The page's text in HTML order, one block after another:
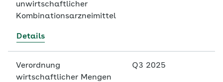
unwirtschaftlicher
Kombinationsarzneimittel
Details
Verordnung
wirtschaftlicher Mengen
Q3 2025